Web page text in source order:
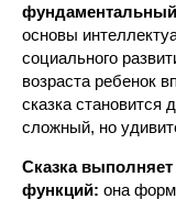
основы
социального
возраста ребенок
сказка становится
сложный, но
Сказка
функций: она